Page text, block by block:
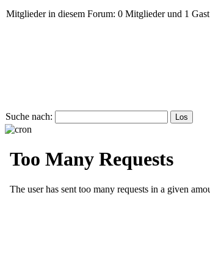
Mitglieder in diesem Forum: 0 Mitglieder und 1 Gast
Suche nach: